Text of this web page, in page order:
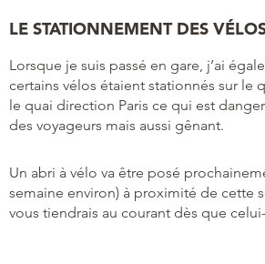
LE STATIONNEMENT DES
Lorsque je suis passé en gare, j’ai
certains vélos étaient stationnés sur le
le quai direction Paris ce qui est
des voyageurs mais aussi gênant.
Un abri à vélo va être posé
semaine environ) à proximité de cette
vous tiendrais au courant dès que